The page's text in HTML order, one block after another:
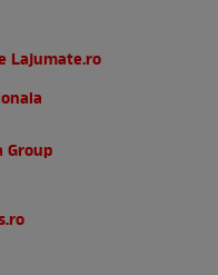
Lajumate.ro